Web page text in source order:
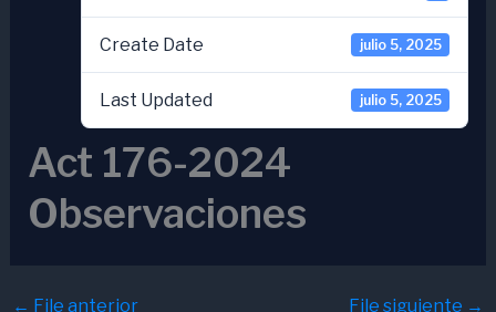
Create Date julio 5, 2025
Last Updated julio 5, 2025
Act 176-2024
Observaciones
← File anterior File siguiente →